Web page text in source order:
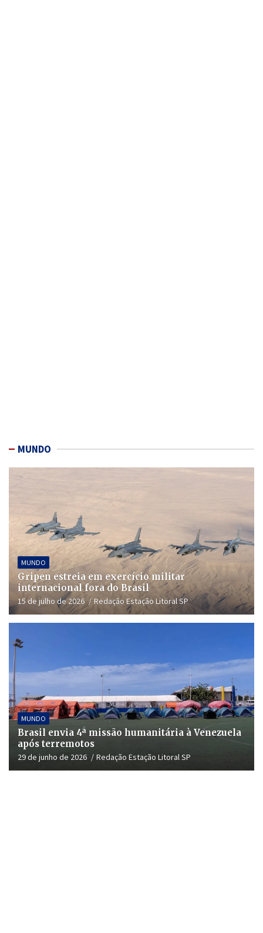
MUNDO
MUNDO
Gripen estreia em exercício militar
internacional fora do Brasil
15 de julho de 2026 Redação Estação Litoral SP
MUNDO
Brasil envia 4ª missão humanitária à Venezuela
após terremotos
29 de junho de 2026 Redação Estação Litoral SP